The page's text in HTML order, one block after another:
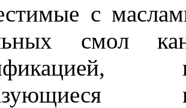
с
смол